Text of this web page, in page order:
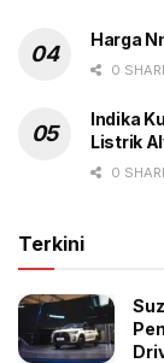
Harga
0
Indika
Listrik
0
Terkini